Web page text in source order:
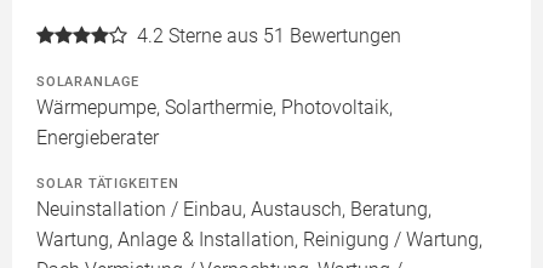
4.2 Sterne aus 51 Bewertungen
SOLARANLAGE
Wärmepumpe, Solarthermie, Photovoltaik,
Energieberater
SOLAR TÄTIGKEITEN
Neuinstallation / Einbau, Austausch, Beratung,
Wartung, Anlage & Installation, Reinigung / Wartung,